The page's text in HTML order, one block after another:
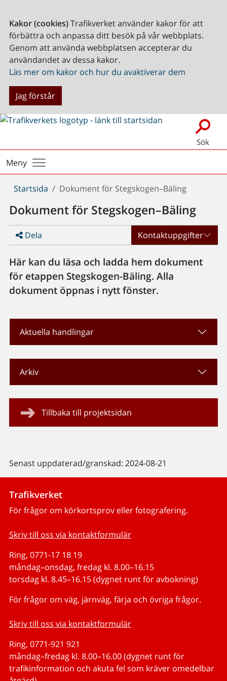
Kakor (cookies)Trafikverket använder kakor för att
förbättra och anpassa ditt besök på vår webbplats.
Genom att använda webbplatsen accepterar du
användandet av dessa kakor.
Läs mer om kakor och hur du avaktiverar dem
Jag förstår
Sök
Meny
Du
här:
Startsida Dokument för Stegskogen–Bäling
Dokument för Stegskogen–Bäling
Dela Kontaktuppgifter
Här kan du läsa och ladda hem dokument
för etappen Stegskogen-Bäling. Alla
dokument öppnas i nytt fönster.
Aktuella handlingar
Arkiv
Tillbaka till projektsidan
Senast uppdaterad/granskad: 2024-08-21
Trafikverket
För frågor om körkortsprov eller fotografering.
Skriv till oss via kontaktformulär
Ring, 0771-17 18 19
måndag–onsdag, fredag kl. 8.00–16.15
torsdag kl. 8.45–16.15 (dygnet runt för avbokning)
För frågor om väg, järnväg, färja och övriga frågor.
Skriv till oss via kontaktformulär
Ring, 0771-921 921
måndag–fredag kl. 8.00–16.00 (dygnet runt för
trafikinformation och akuta fel som kräver omedelbar